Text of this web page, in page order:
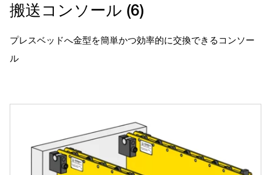
搬送コンソール (6)
プレスベッドへ金型を簡単かつ効率的に交換できるコンソー
ル